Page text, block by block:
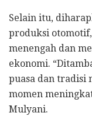
Selain itu,
produksi
menengah dan
ekonomi.
puasa dan tradisi
momen
Mulyani.